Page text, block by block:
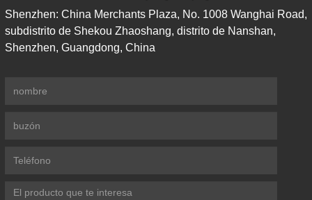
Shenzhen: China Merchants Plaza, No. 1008 Wanghai Road,
subdistrito de Shekou Zhaoshang, distrito de Nanshan,
Shenzhen, Guangdong, China